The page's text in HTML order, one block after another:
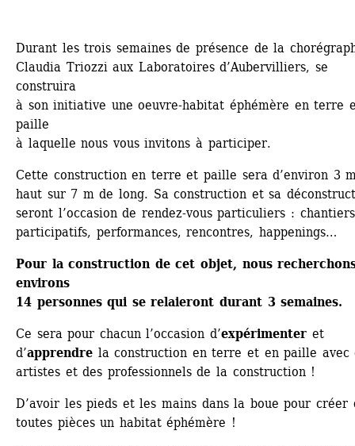
Durant les trois semaines de présence de la
Claudia Triozzi aux Laboratoires d’Aubervilliers, se
construira
à son initiative une oeuvre-habitat éphémère en terre
paille
à laquelle nous vous invitons à participer.
Cette construction en terre et paille sera d’environ 3
haut sur 7 m de long. Sa construction et sa
seront l’occasion de rendez-vous particuliers : chantiers
participatifs, performances, rencontres, happenings…
Pour la construction de cet objet, nous
environs
14 personnes qui se relaieront durant 3 semaines.
Ce sera pour chacun l’occasion d’expérimenter et
d’apprendre la construction en terre et en paille avec
artistes et des professionnels de la construction !
D’avoir les pieds et les mains dans la boue pour créer
toutes pièces un habitat éphémère !